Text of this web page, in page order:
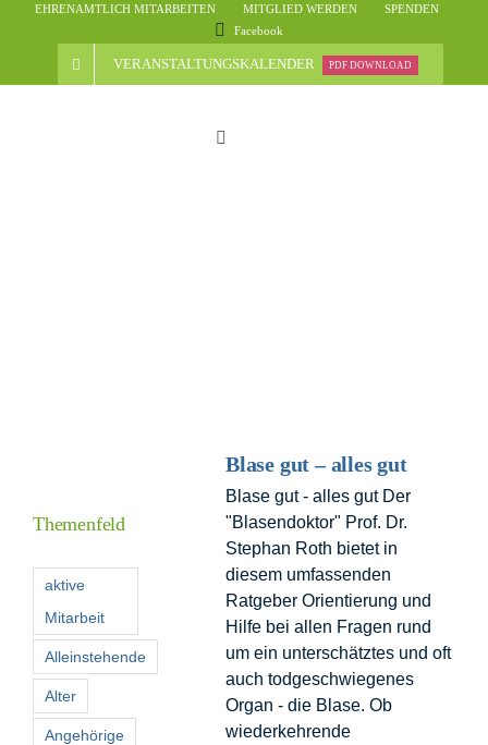
EHRENAMTLICH MITARBEITEN MITGLIED WERDEN
SPENDEN
Facebook
VERANSTALTUNGSKALENDER PDF DOWNLOAD
Toggle
Förderer
Kontakt
Suche
nach:
Blase gut – alles gut
Blase gut - alles gut Der
"Blasendoktor" Prof. Dr.
Stephan Roth bietet in
diesem umfassenden
Ratgeber Orientierung und
Hilfe bei allen Fragen rund
um ein unterschätztes und oft
auch todgeschwiegenes
Organ - die Blase. Ob
wiederkehrende
Themenfeld
aktive
Mitarbeit
Alleinstehende
Alter
Angehörige